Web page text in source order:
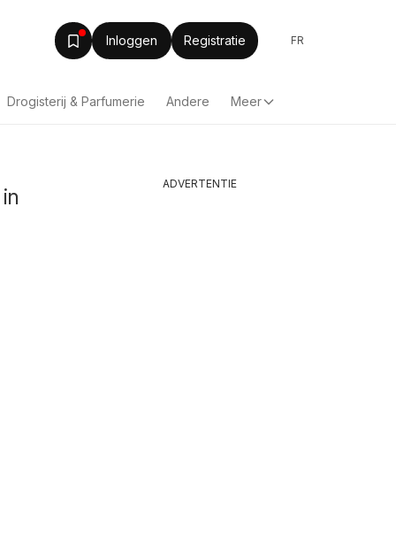
Inloggen Registratie FR
Drogisterij & Parfumerie Andere Meer
ADVERTENTIE